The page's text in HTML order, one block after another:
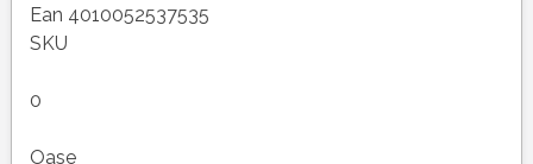
Ean 4010052537535
SKU
0
Oase